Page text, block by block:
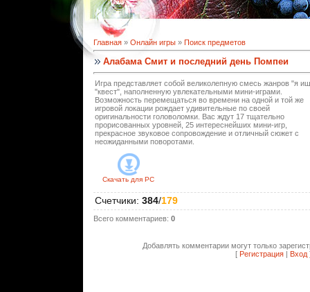
Главная » Онлайн игры » Поиск предметов
Алабама Смит и последний день Помпеи
Игра представляет собой великолепную смесь жанров "я
"квест", наполненную увлекательными мини-играми.
Возможность перемещаться во времени на одной и той же
игровой локации рождает удивительные по своей
оригинальности головоломки. Вас ждут 17 тщательно
прорисованных уровней, 25 интереснейших мини-игр,
прекрасное звуковое сопровождение и отличный сюжет с
неожиданными поворотами.
Скачать для PC
Счетчики: 384/179
Всего комментариев: 0
Добавлять комментарии могут только
[ Регистрация Вход